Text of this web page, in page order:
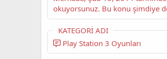
KATEGORI ADI
Play Station 3 Oyunları